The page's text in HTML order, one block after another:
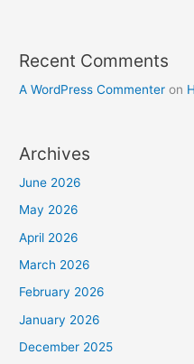
Recent Comments
A WordPress Commenter on
Archives
June 2026
May 2026
April 2026
March 2026
February 2026
January 2026
December 2025